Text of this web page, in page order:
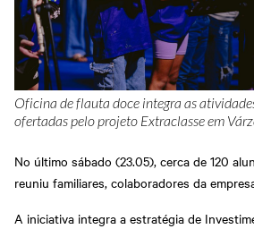
Oficina de flauta doce integra as
ofertadas pelo projeto Extraclasse em
No último sábado (23.05), cerca de 120
reuniu familiares, colaboradores da
A iniciativa integra a estratégia de